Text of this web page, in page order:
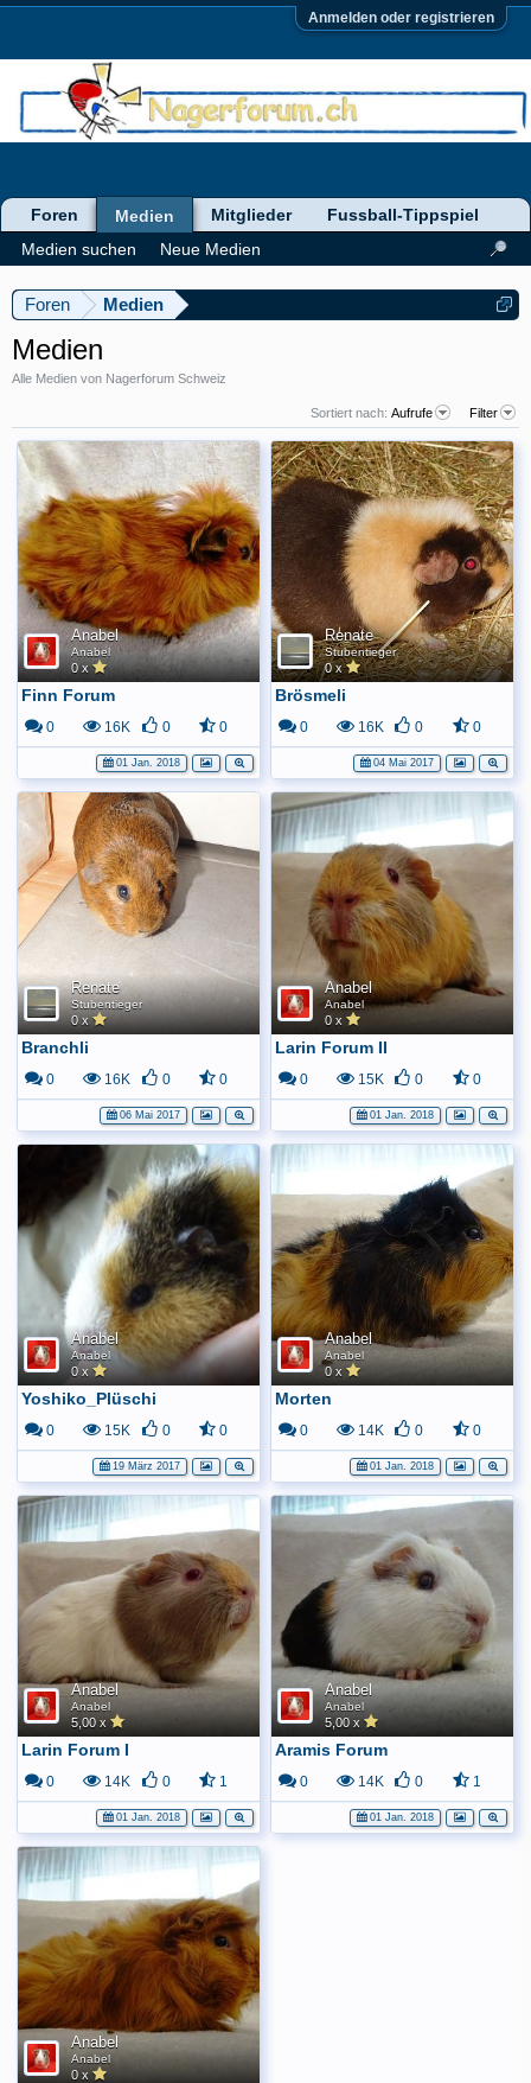
Anmelden oder registrieren
Foren Medien
Medien
Alle Medien von Nagerforum Schweiz
Sortiert nach: Aufrufe Filter
Anabel
Anabel
0 x
Finn Forum
0 16K 0 0
01 Jan. 2018
Renate
Stubentieger
0 x
Brösmeli
0 16K 0 0
04 Mai 2017
Renate
Stubentieger
0 x
Branchli
0 16K 0 0
06 Mai 2017
Anabel
Anabel
0 x
Larin Forum II
0 15K 0 0
01 Jan. 2018
Anabel
Anabel
0 x
Yoshiko_Plüschi
0 15K 0 0
19 März 2017
Anabel
Anabel
0 x
Morten
0 14K 0 0
01 Jan. 2018
Anabel
Anabel
5,00 x
Larin Forum I
0 14K 0 1
01 Jan. 2018
Anabel
Anabel
5,00 x
Aramis Forum
0 14K 0 1
01 Jan. 2018
Anabel
Anabel
0 x
Foren
Medien
Medien suchen
Neue Medien
Mitglieder Fussball-Tippspiel